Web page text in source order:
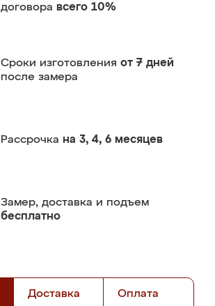
договора всего 10%
Сроки изготовления от 7 дней
после замера
Рассрочка на 3, 4, 6 месяцев
Замер, доставка и подъем
бесплатно
Доставка Оплата